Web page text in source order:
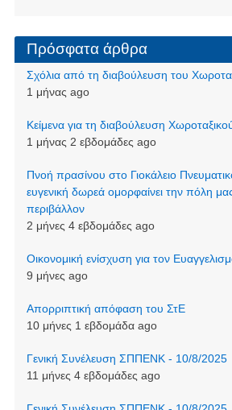
Πρόσφατα άρθρα
Σχόλια από τη διαβούλευση του
1 μήνας ago
Kείμενα για τη διαβούλευση
1 μήνας 2 εβδομάδες ago
Πνοή πρασίνου στο Γιοκάλειο
ευγενική δωρεά ομορφαίνει την πόλη
περιβάλλον
2 μήνες 4 εβδομάδες ago
Οικονομική ενίσχυση για τον
9 μήνες ago
Απορριπτική απόφαση του ΣτΕ
10 μήνες 1 εβδομάδα ago
Γενική Συνέλευση ΣΠΠΕΝΚ - 10/8/2025
11 μήνες 4 εβδομάδες ago